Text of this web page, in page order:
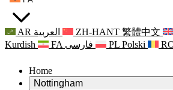
AR العربية ZH-HANT 繁體中文
Kurdish
FA فارسی PL Polski
Home
Nottingham